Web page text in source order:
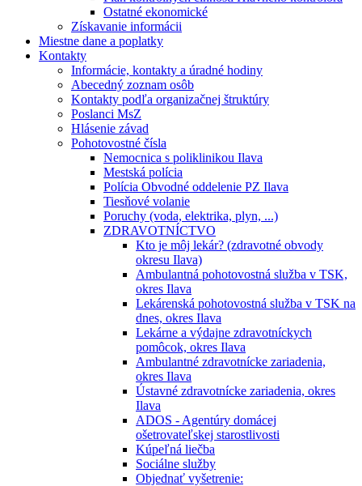
Ostatné ekonomické
Získavanie informácii
Miestne dane a poplatky
Kontakty
Informácie, kontakty a úradné hodiny
Abecedný zoznam osôb
Kontakty podľa organizačnej štruktúry
Poslanci MsZ
Hlásenie závad
Pohotovostné čísla
Nemocnica s poliklinikou Ilava
Mestská polícia
Polícia Obvodné oddelenie PZ Ilava
Tiesňové volanie
Poruchy (voda, elektrika, plyn, ...)
ZDRAVOTNÍCTVO
Kto je môj lekár? (zdravotné obvody
okresu Ilava)
Ambulantná pohotovostná služba v TSK,
okres Ilava
Lekárenská pohotovostná služba v TSK na
dnes, okres Ilava
Lekárne a výdajne zdravotníckych
pomôcok, okres Ilava
Ambulantné zdravotnícke zariadenia,
okres Ilava
Ústavné zdravotnícke zariadenia, okres
Ilava
ADOS - Agentúry domácej
ošetrovateľskej starostlivosti
Kúpeľná liečba
Sociálne služby
Objednať vyšetrenie: